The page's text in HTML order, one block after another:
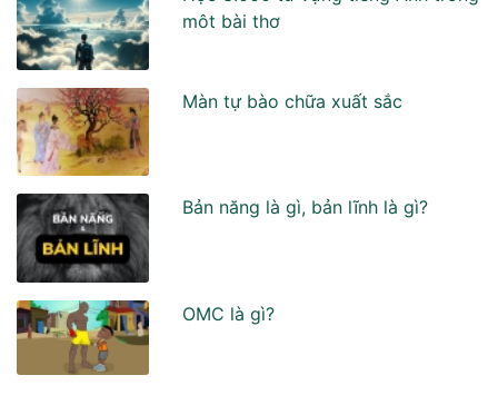
môt bài thơ
Màn tự bào chữa xuất sắc
Bản năng là gì, bản lĩnh là gì?
OMC là gì?